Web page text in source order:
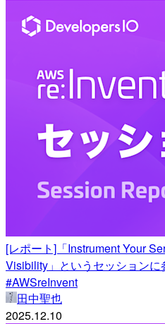
[レポート]「Instrument Your
Visibility」というセッション
#AWSreInvent
田中聖也
2025.12.10